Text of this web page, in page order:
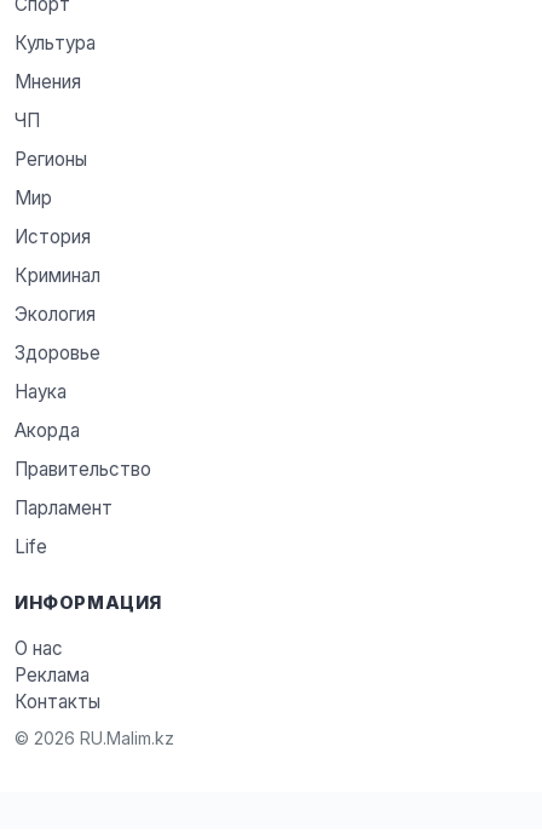
Спорт
Культура
Мнения
ЧП
Регионы
Мир
История
Криминал
Экология
Здоровье
Наука
Акорда
Правительство
Парламент
Life
ИНФОРМАЦИЯ
О нас
Реклама
Контакты
© 2026 RU.Malim.kz